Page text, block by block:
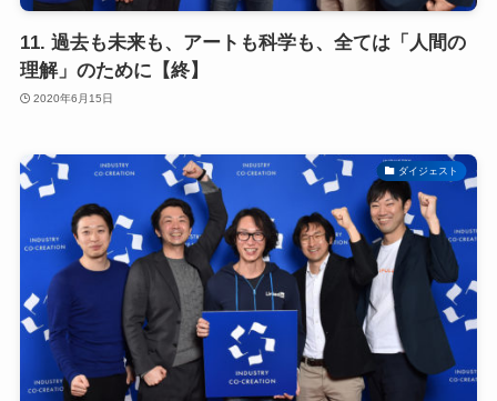
11. 過去も未来も、アートも科学も、全ては「人間の
理解」のために【終】
2020年6月15日
ダイジェスト